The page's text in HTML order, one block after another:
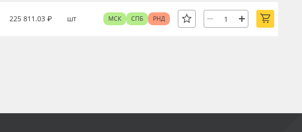
225 811.03 ₽ шт МСК СПБ РНД